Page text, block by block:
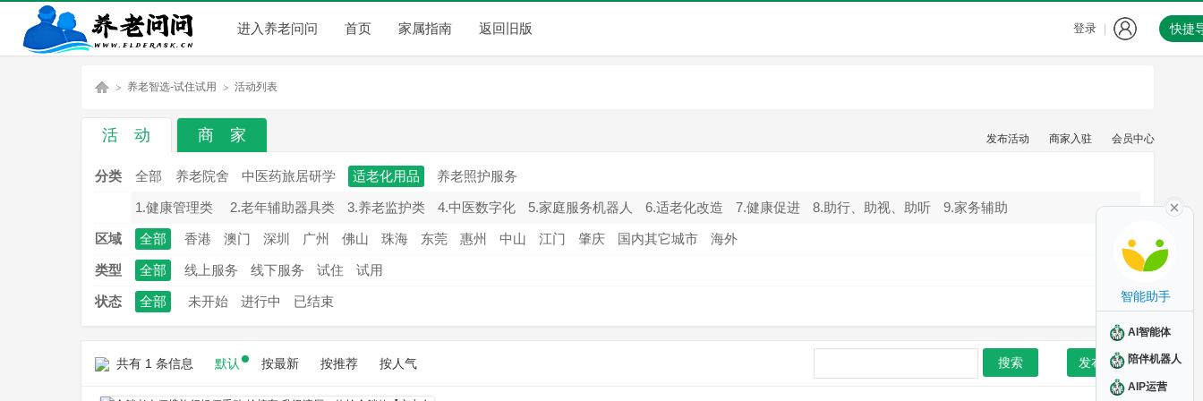
进入养老问问 首页 家属指南 返回旧版 快捷
登录
养老智选-试住试用 活动列表
活 动 商 家 发布活动 商家入驻 会员中心
分类 全部 养老院舍 中医药旅居研学 适老化用品 养老照护服务
1.健康管理类 2.老年辅助器具类 3.养老监护类 4.中医数字化 5.家庭服务机器人 6.适老化改造 7.健康促进 8.助行、助视、助听 9.家务辅助
区域 全部 香港 澳门 深圳 广州 佛山 珠海 东莞 惠州 中山 江门 肇庆 国内其它城市 海外
类型 全部 线上服务 线下服务 试住 试用
状态 全部 未开始 进行中 已结束
共有 1 条信息 默认 按最新 按推荐 按人气 搜索 发布活动
智能助手
AI智能体
陪伴机器人
AIP运营